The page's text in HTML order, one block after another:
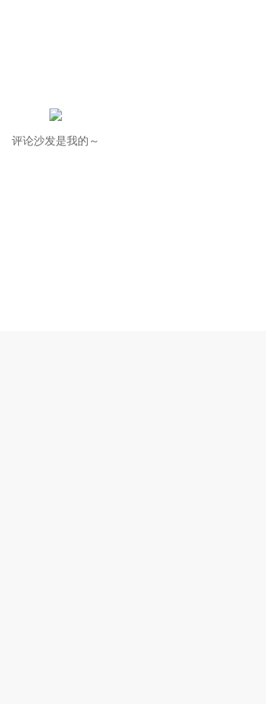
评论沙发是我的～